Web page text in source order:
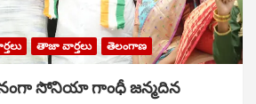
తాజా వార్తలు తెలంగాణ
సోనియా గాంధీ జ‌న్మ‌దిన